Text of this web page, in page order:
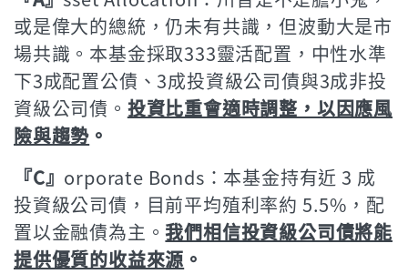
或是偉大的總統，仍未有共識，但波動大是市
場共識。本基金採取333靈活配置，中性水準
下3成配置公債、3成投資級公司債與3成非投
資級公司債。 投資比重會適時調整，以因應風
險與趨勢 。
『C』 orporate Bonds：本基金持有近 3 成
投資級公司債，目前平均殖利率約 5.5%，配
置以金融債為主。 我們相信投資級公司債將能
提供優質的收益來源 。